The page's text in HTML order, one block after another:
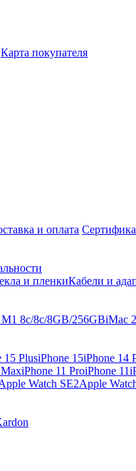
Карта покупателя
и оплата
и пленкиКабели и
8c/8c/8GB/256GBiMac
15 PlusiPhone 15iPhone 14
iPhone 11 ProiPhone 11
Watch SE2Apple